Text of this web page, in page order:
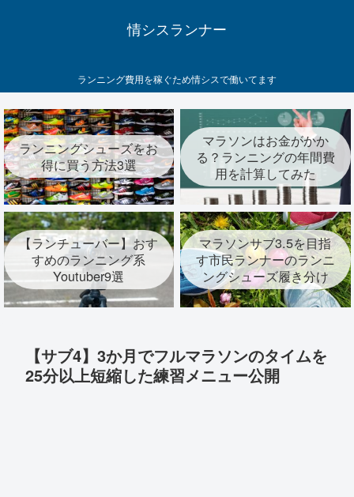
情シスランナー
ランニング費用を稼ぐため情シスで働いてます
ランニングシューズをお
得に買う方法3選
マラソンはお金がかか
る？ランニングの年間費
用を計算してみた
【ランチューバー】おす
すめのランニング系
Youtuber9選
マラソンサブ3.5を目指
す市民ランナーのランニ
ングシューズ履き分け
【サブ4】3か月でフルマラソンのタイムを
25分以上短縮した練習メニュー公開